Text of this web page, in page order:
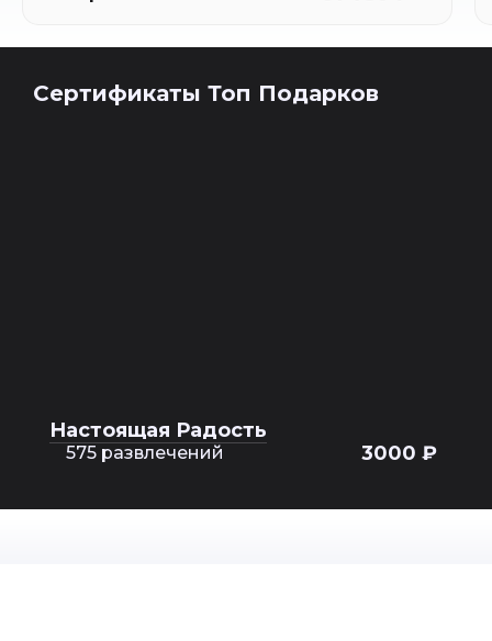
Сертификаты Топ Подарков
Настоящая Радость
575 развлечений 3000 ₽